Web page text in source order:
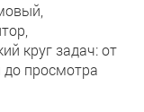
круг задач: от
просмотра